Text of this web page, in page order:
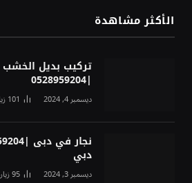
الأكثر مشاهدة
تركيب بديل
|0528959204
ديسمبر 4, 2024 101
دبي
ديسمبر 3, 2024 95